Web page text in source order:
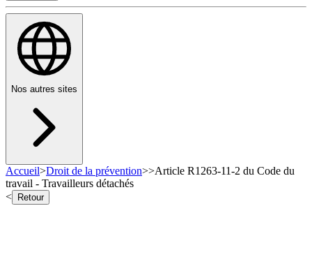
Nos autres sites
Accueil>Droit de la prévention>>Article R1263-11-2 du Code du
travail - Travailleurs détachés
<
Retour